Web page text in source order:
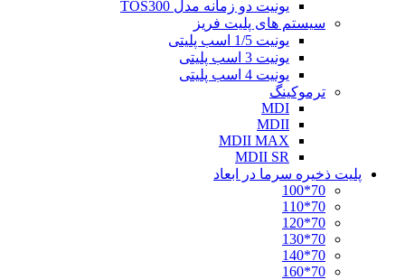
یونیت دو زمانه مدل TOS300
سیستم های پلیت فریز
یونیت 1/5 اسب پلیتی
یونیت 3 اسب پلیتی
یونیت 4 اسب پلیتی
ترموکینگ
MDI
MDII
MDII MAX
MDII SR
پلیت ذخیره سرما در ابعاد
70*100
70*110
70*120
70*130
70*140
70*160